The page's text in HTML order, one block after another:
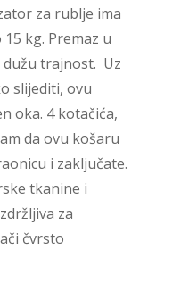
za rublje ima
kg. Premaz u
trajnost. Uz
slijediti, ovu
oka. 4 kotačića,
da ovu košaru
i zaključate.
tkanine i
za
čvrsto